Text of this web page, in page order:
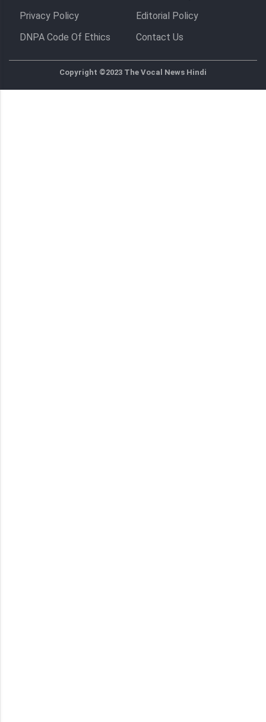
Privacy Policy
Editorial Policy
DNPA Code Of Ethics
Contact Us
Copyright ©2023 The Vocal News Hindi